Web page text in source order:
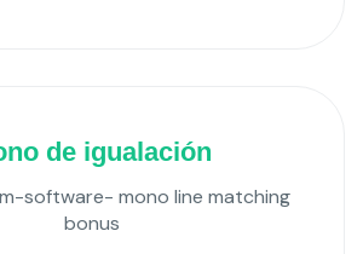
de igualación